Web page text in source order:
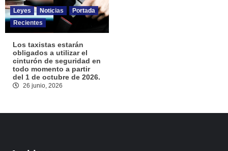
Leyes Noticias
Portada
Recientes
Los taxistas estarán
obligados a utilizar el
cinturón de seguridad en
todo momento a partir
del 1 de octubre de 2026.
26 junio, 2026